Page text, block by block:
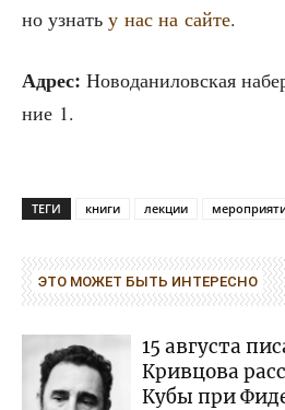
но узнать у нас на сай­те.
Адрес: Ново­да­ни­лов­ская
ние 1.
ТЕГИ книги лекции
ЭТО МОЖЕТ БЫТЬ ИНТЕРЕСНО
15 августа
Кривцова
Кубы при